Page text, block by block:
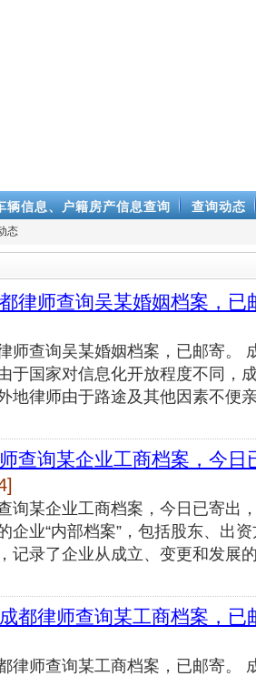
辆信息、户籍房产信息查询 查询动态
态
律师查询吴某婚姻档案，
师查询吴某婚姻档案，已邮寄。
于国家对信息化开放程度不同，
地律师由于路途及其他因素不便
查询某企业工商档案，今日
询某企业工商档案，今日已寄出
企业“内部档案”，包括股东、出
记录了企业从成立、变更和发展
都律师查询某工商档案，
律师查询某工商档案，已邮寄。